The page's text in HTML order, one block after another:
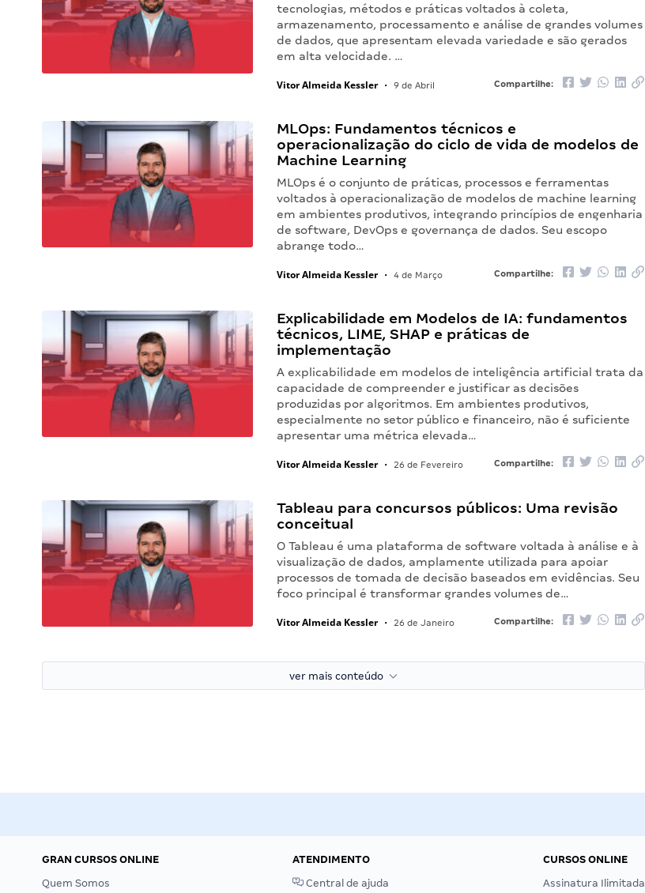
tecnologias, métodos e práticas voltados à coleta,
armazenamento, processamento e análise de grandes volumes
de dados, que apresentam elevada variedade e são gerados
em alta velocidade. …
Vitor Almeida Kessler • 9 de Abril Compartilhe:
MLOps: Fundamentos técnicos e
operacionalização do ciclo de vida de modelos de
Machine Learning
MLOps é o conjunto de práticas, processos e ferramentas
voltados à operacionalização de modelos de machine learning
em ambientes produtivos, integrando princípios de engenharia
de software, DevOps e governança de dados. Seu escopo
abrange todo…
Vitor Almeida Kessler • 4 de Março Compartilhe:
Explicabilidade em Modelos de IA: fundamentos
técnicos, LIME, SHAP e práticas de
implementação
A explicabilidade em modelos de inteligência artificial trata da
capacidade de compreender e justificar as decisões
produzidas por algoritmos. Em ambientes produtivos,
especialmente no setor público e financeiro, não é suficiente
apresentar uma métrica elevada…
Vitor Almeida Kessler • 26 de Fevereiro Compartilhe:
Tableau para concursos públicos: Uma revisão
conceitual
O Tableau é uma plataforma de software voltada à análise e à
visualização de dados, amplamente utilizada para apoiar
processos de tomada de decisão baseados em evidências. Seu
foco principal é transformar grandes volumes de…
Vitor Almeida Kessler • 26 de Janeiro Compartilhe:
ver mais conteúdo
GRAN CURSOS ONLINE
Quem Somos
ATENDIMENTO
Central de ajuda
CURSOS ONLINE
Assinatura Ilimitada